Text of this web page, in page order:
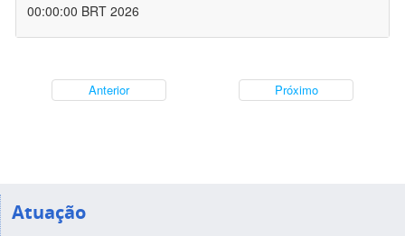
00:00:00 BRT 2026
Anterior Próximo
Atuação